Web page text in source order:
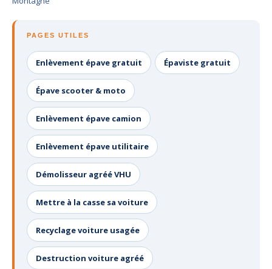
PAGES UTILES
Enlèvement épave gratuit Épaviste gratuit
Épave scooter & moto
Enlèvement épave camion
Enlèvement épave utilitaire
Démolisseur agréé VHU
Mettre à la casse sa voiture
Recyclage voiture usagée
Destruction voiture agréé